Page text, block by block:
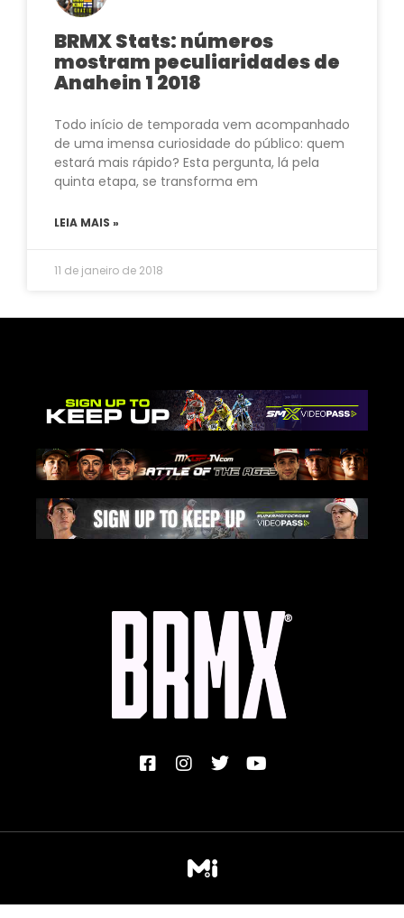
BRMX Stats: números
mostram peculiaridades de
Anahein 1 2018
Todo início de temporada vem acompanhado
de uma imensa curiosidade do público: quem
estará mais rápido? Esta pergunta, lá pela
quinta etapa, se transforma em
LEIA MAIS »
11 de janeiro de 2018